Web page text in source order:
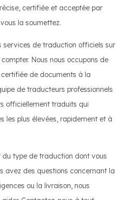
certifiée et acceptée par
la soumettez.
services de traduction officiels sur
Nous nous occupons de
de documents à la
de traducteurs professionnels
officiellement traduits qui
les plus élevées, rapidement et à
du type de traduction dont vous
avez des questions concernant la
ou la livraison, nous